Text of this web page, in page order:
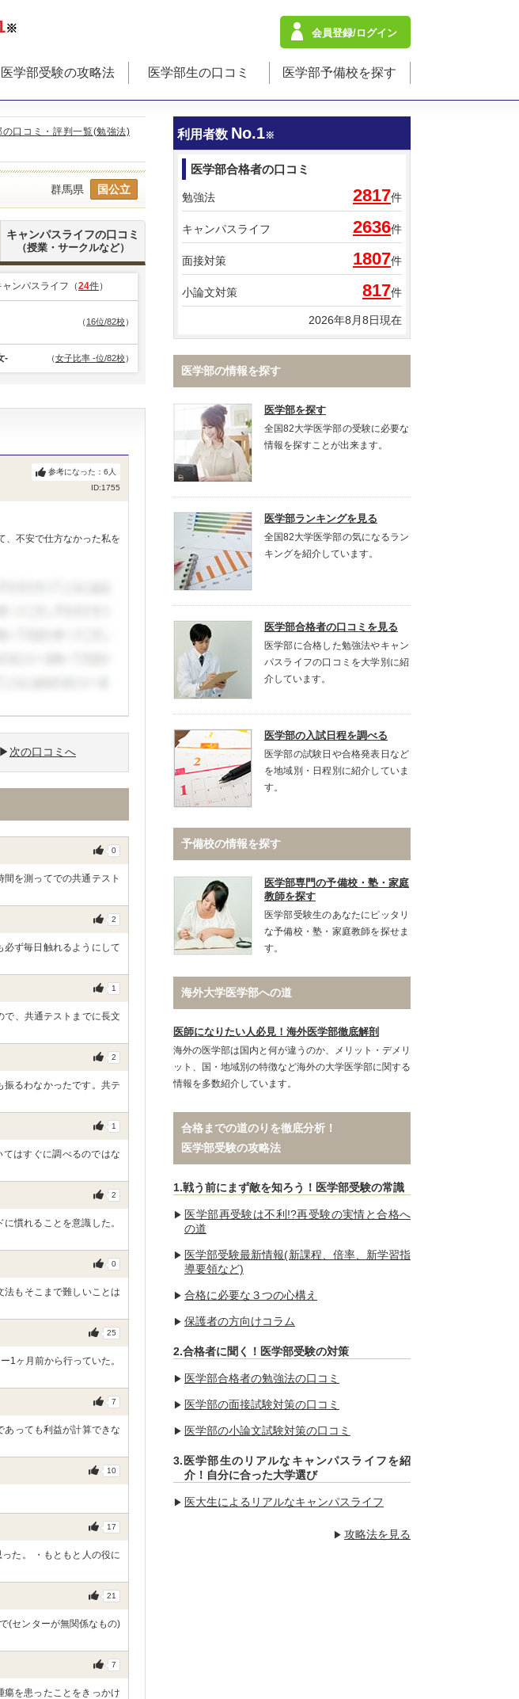
※ 会員登録/ログイン
医学部受験の攻略法 医学部生の口コミ 医学部予備校を探す
口コミ・評判一覧(勉強法)
群馬県 国公立
キャンパスライフの口コミ
（授業・サークルなど）
ャンパスライフ（24件）
（ 16位/82校）
- （女子比率 -位/82校）
ID:1755
参考になった： 6 人
、不安で仕方なかった私を
次の口コミへ
0
を測ってでの共通テスト
2
ず毎日触れるようにして
1
で、共通テストまでに長文
2
るわなかったです。共テ
1
はすぐに調べるのではな
2
慣れることを意識した。
0
もそこまで難しいことは
25
1ヶ月前から行っていた。
7
あっても利益が計算できな
10
17
た。 ・もともと人の役に
21
(センターが無関係なもの)
7
を患ったことをきっかけ
利用者数 No.1※
医学部合格者の口コミ
勉強法 2817件
キャンパスライフ 2636件
面接対策 1807件
小論文対策 817件
2026年8月8日現在
医学部の情報を探す
医学部を探す
全国82大学医学部の受験に必要な
情報を探すことが出来ます。
医学部ランキングを見る
全国82大学医学部の気になるラン
キングを紹介しています。
医学部合格者の口コミを見る
医学部に合格した勉強法やキャン
パスライフの口コミを大学別に紹
介しています。
医学部の入試日程を調べる
医学部の試験日や合格発表日など
を地域別・日程別に紹介していま
す。
予備校の情報を探す
医学部専門の予備校・塾・家庭
教師を探す
医学部受験生のあなたにピッタリ
な予備校・塾・家庭教師を探せま
す。
海外大学医学部への道
医師になりたい人必見！海外医学部徹底解剖
海外の医学部は国内と何が違うのか、メリット・デメリ
ット、国・地域別の特徴など海外の大学医学部に関する
情報を多数紹介しています。
合格までの道のりを徹底分析！
医学部受験の攻略法
1.戦う前にまず敵を知ろう！医学部受験の常識
医学部再受験は不利!?再受験の実情と合格へ
の道
医学部受験最新情報(新課程、倍率、新学習指
導要領など)
合格に必要な３つの心構え
保護者の方向けコラム
2.合格者に聞く！医学部受験の対策
医学部合格者の勉強法の口コミ
医学部の面接試験対策の口コミ
医学部の小論文試験対策の口コミ
3.医学部生のリアルなキャンパスライフを紹
介！自分に合った大学選び
医大生によるリアルなキャンパスライフ
攻略法を見る